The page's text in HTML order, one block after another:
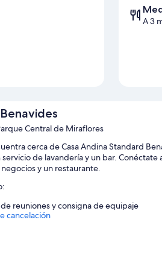
A 3
Central de Miraflores
cerca de Casa Andina Standard
de lavandería y un bar.
y un restaurante.
reuniones y consigna de equipaje
de recepción las 24 horas y un ascensor
cancelación